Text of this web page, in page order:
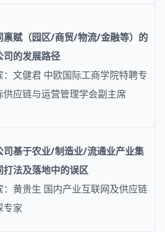
禀赋（园区/商贸/物流/金融等）的
司的发展路径
：文健君 中欧国际工商学院特聘专
供应链与运营管理学会副主席
司基于农业/制造业/流通业产业集
打法及落地中的误区
：黄贵生 国内产业互联网及供应链
专家